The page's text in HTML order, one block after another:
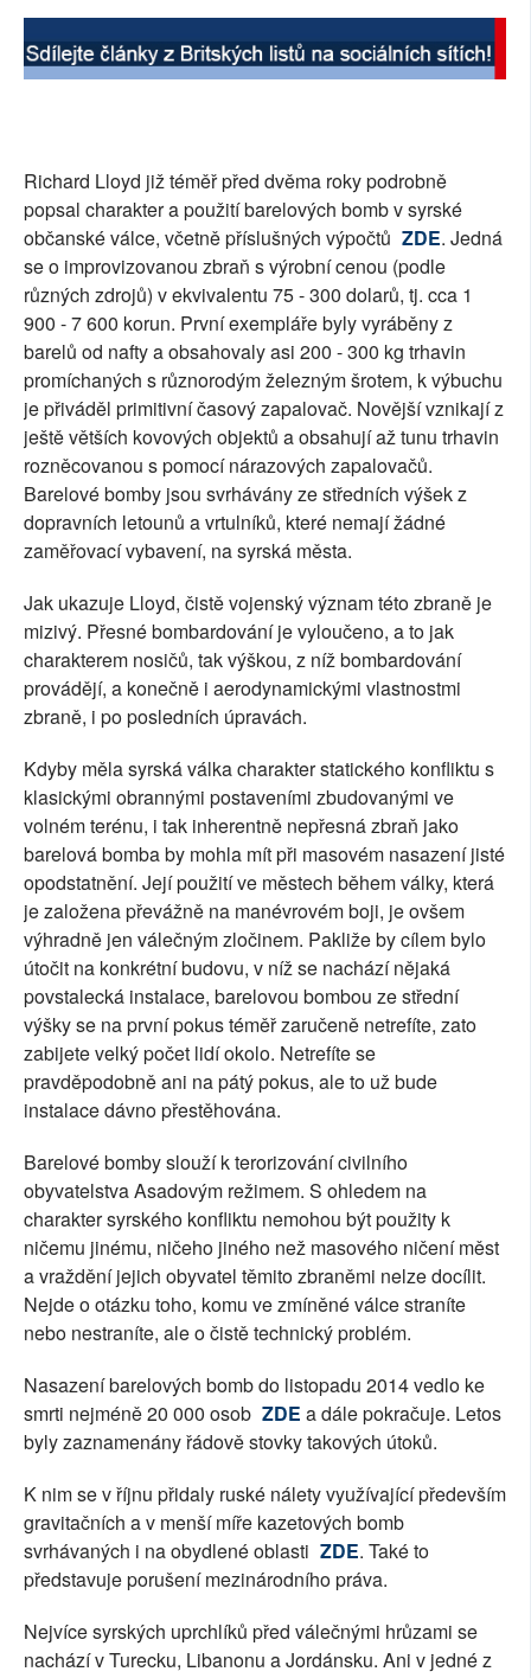
Richard Lloyd již téměř před dvěma roky podrobně
popsal charakter a použití barelových bomb v syrské
občanské válce, včetně příslušných výpočtů ZDE. Jedná
se o improvizovanou zbraň s výrobní cenou (podle
různých zdrojů) v ekvivalentu 75 - 300 dolarů, tj. cca 1
900 - 7 600 korun. První exempláře byly vyráběny z
barelů od nafty a obsahovaly asi 200 - 300 kg trhavin
promíchaných s různorodým železným šrotem, k výbuchu
je přiváděl primitivní časový zapalovač. Novější vznikají z
ještě větších kovových objektů a obsahují až tunu trhavin
rozněcovanou s pomocí nárazových zapalovačů.
Barelové bomby jsou svrhávány ze středních výšek z
dopravních letounů a vrtulníků, které nemají žádné
zaměřovací vybavení, na syrská města.
Jak ukazuje Lloyd, čistě vojenský význam této zbraně je
mizivý. Přesné bombardování je vyloučeno, a to jak
charakterem nosičů, tak výškou, z níž bombardování
provádějí, a konečně i aerodynamickými vlastnostmi
zbraně, i po posledních úpravách.
Kdyby měla syrská válka charakter statického konfliktu s
klasickými obrannými postaveními zbudovanými ve
volném terénu, i tak inherentně nepřesná zbraň jako
barelová bomba by mohla mít při masovém nasazení jisté
opodstatnění. Její použití ve městech během války, která
je založena převážně na manévrovém boji, je ovšem
výhradně jen válečným zločinem. Pakliže by cílem bylo
útočit na konkrétní budovu, v níž se nachází nějaká
povstalecká instalace, barelovou bombou ze střední
výšky se na první pokus téměř zaručeně netrefíte, zato
zabijete velký počet lidí okolo. Netrefíte se
pravděpodobně ani na pátý pokus, ale to už bude
instalace dávno přestěhována.
Barelové bomby slouží k terorizování civilního
obyvatelstva Asadovým režimem. S ohledem na
charakter syrského konfliktu nemohou být použity k
ničemu jinému, ničeho jiného než masového ničení měst
a vraždění jejich obyvatel těmito zbraněmi nelze docílit.
Nejde o otázku toho, komu ve zmíněné válce straníte
nebo nestraníte, ale o čistě technický problém.
Nasazení barelových bomb do listopadu 2014 vedlo ke
smrti nejméně 20 000 osob ZDE a dále pokračuje. Letos
byly zaznamenány řádově stovky takových útoků.
K nim se v říjnu přidaly ruské nálety využívající především
gravitačních a v menší míře kazetových bomb
svrhávaných i na obydlené oblasti ZDE. Také to
představuje porušení mezinárodního práva.
Nejvíce syrských uprchlíků před válečnými hrůzami se
nachází v Turecku, Libanonu a Jordánsku. Ani v jedné z